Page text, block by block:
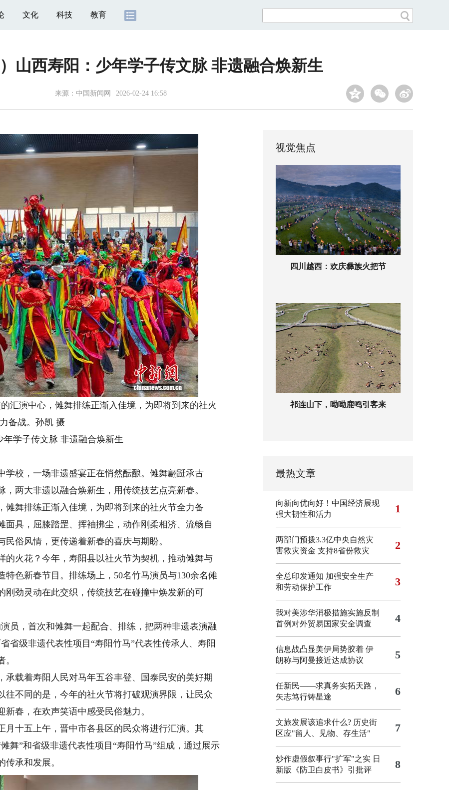
文化 科技 教育
）山西寿阳：少年学子传文脉 非遗融合焕新生
来源： 中国新闻网 2026-02-24 16:58
演中心，傩舞排练正渐入佳境，为即将到来的社火
备战。孙凯 摄
学子传文脉 非遗融合焕新生
校，一场非遗盛宴正在悄然酝酿。傩舞翩跹承古
两大非遗以融合焕新生，用传统技艺点亮新春。
舞排练正渐入佳境，为即将到来的社火节全力备
具，屈膝踏罡、挥袖拂尘，动作刚柔相济、流畅自
俗风情，更传递着新春的喜庆与期盼。
火花？今年，寿阳县以社火节为契机，推动傩舞与
色新春节目。排练场上，50名竹马演员与130余名傩
刚劲灵动在此交织，传统技艺在碰撞中焕发新的可
，首次和傩舞一起配合、排练，把两种非遗表演融
省级非遗代表性项目“寿阳竹马”代表性传承人、寿阳
载着寿阳人民对马年五谷丰登、国泰民安的美好期
往不同的是，今年的社火节将打破观演界限，让民众
春，在欢声笑语中感受民俗魅力。
十五上午，晋中市各县区的民众将进行汇演。其
舞”和省级非遗代表性项目“寿阳竹马”组成，通过展示
承和发展。
视觉焦点
四川越西：欢庆彝族火把节
祁连山下，呦呦鹿鸣引客来
最热文章
向新向优向好！中国经济展现
强大韧性和活力
1
两部门预拨3.3亿中央自然灾
害救灾资金 支持8省份救灾
2
全总印发通知 加强安全生产
和劳动保护工作
3
我对美涉华消极措施实施反制
首例对外贸易国家安全调查
4
信息战凸显美伊局势胶着 伊
朗称与阿曼接近达成协议
5
任新民——求真务实拓天路，
矢志笃行铸星途
6
文旅发展该追求什么? 历史街
区应"留人、见物、存生活"
7
炒作虚假叙事行"扩军"之实 日
新版《防卫白皮书》引批评
8